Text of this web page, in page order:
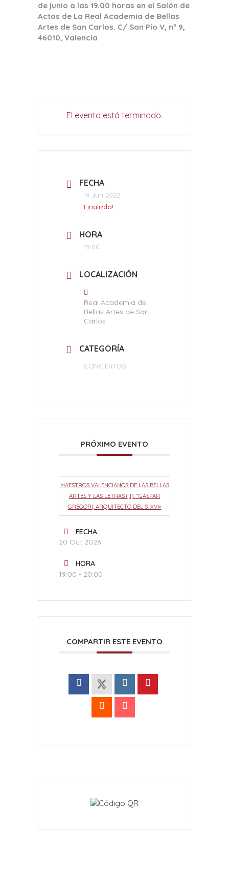
de junio a las 19.00 horas en el Salón de
Actos de La Real Academia de Bellas
Artes de San Carlos. C/ San Pío V, nº 9,
46010, Valencia
El evento está terminado.
FECHA
14 Jun 2022
Finalizdo!
HORA
19:00
LOCALIZACIÓN
Real Academia de
Bellas Artes de San
Carlos
CATEGORÍA
CONCIERTOS
PRÓXIMO EVENTO
MAESTROS VALENCIANOS DE LAS BELLAS
ARTES Y LAS LETRAS (II). “GASPAR
GREGORI, ARQUITECTO DEL S. XVI»
FECHA
20 Oct 2026
HORA
19:00 - 20:00
COMPARTIR ESTE EVENTO